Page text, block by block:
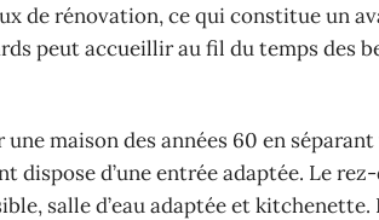
de rénovation, ce qui constitue un
peut accueillir au fil du temps des
maison des années 60 en
dispose d’une entrée adaptée. Le
salle d’eau adaptée et